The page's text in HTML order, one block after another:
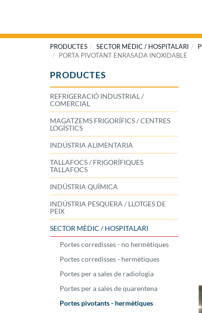
PRODUCTES SECTOR MÈDIC / HOSPITALARI
PORTA PIVOTANT ENRASADA INOXIDABLE
PRODUCTES
REFRIGERACIÓ INDUSTRIAL /
COMERCIAL
MAGATZEMS FRIGORÍFICS / CENTRES
LOGÍSTICS
INDÚSTRIA ALIMENTARIA
TALLAFOCS / FRIGORÍFIQUES
TALLAFOCS
INDÚSTRIA QUÍMICA
INDÚSTRIA PESQUERA / LLOTGES DE
PEIX
SECTOR MÈDIC / HOSPITALARI
Portes corredisses - no hermètiques
Portes corredisses - hermètiques
Portes per a sales de radiologia
Portes per a sales de quarentena
Portes pivotants - hermètiques